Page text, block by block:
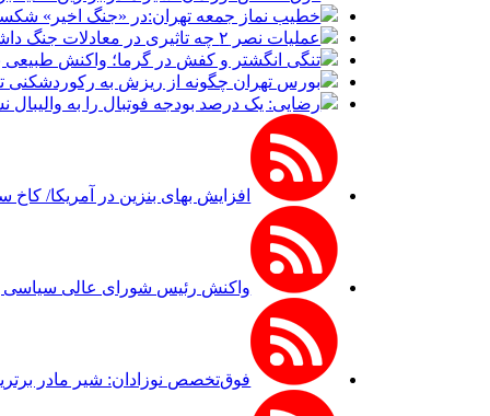
خطیب نماز جمعه تهران:در «جنگ اخیر»
عملیات نصر ۲ چه تاثیری در معادلات جنگ داشت؟ *سعدالله زارعی
تنگی انگشتر و کفش در گرما؛ واکنش طبیعی
بورس تهران چگونه از ریزش به رکوردشکنی
رضایی: یک درصد بودجه فوتبال را به والیبال
افزایش بهای بنزین در آمریکا/
واکنش رئیس شورای عالی سیاسی
فوق‌تخصص نوزادان: شیر مادر